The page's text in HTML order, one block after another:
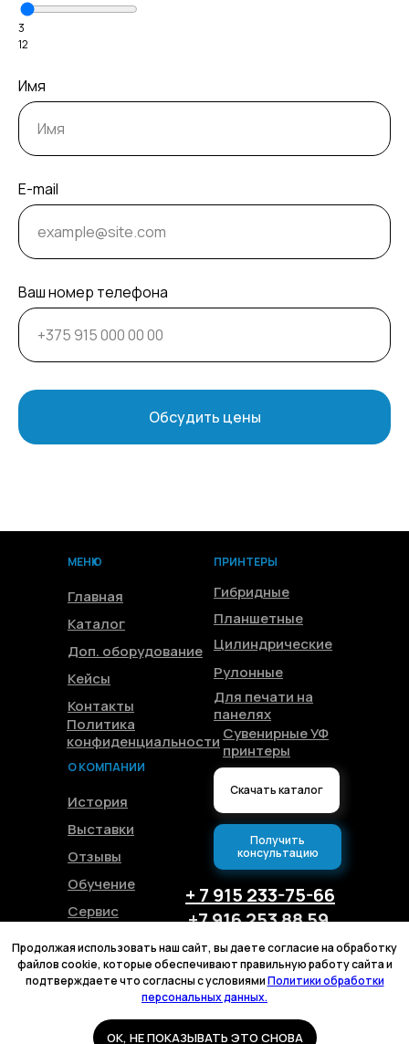
3
12
Имя
E-mail
Ваш номер телефона
Обсудить цены
Главная
МЕНЮ
Каталог
Доп. оборудование
Кейсы
Контакты
Политика
конфиденциальности
Гибридные
ПРИНТЕРЫ
Планшетные
Цилиндрические
Для печати на
панелях
Сувенирные УФ
принтеры
История
О КОМПАНИИ
Выставки
Отзывы
Обучение
Сервис
+ 7 915 233-75-66
+375 44 544-14-88
+375 29 144-04-31
+7 916 253 88 59
Получить
консультацию
Скачать каталог
Рулонные
Продолжая использовать наш сайт, вы даете согласие на обработку
файлов cookie, которые обеспечивают правильную работу сайта и
подтверждаете что согласны с условиямиПолитики обработки
персональных данных.
OK, НЕ ПОКАЗЫВАТЬ ЭТО СНОВА